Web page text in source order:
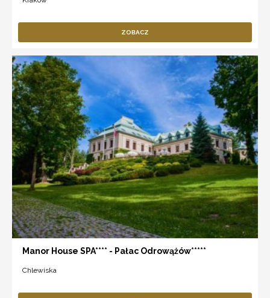
ZOBACZ
Manor House SPA**** - Pałac Odrowążów*****
Chlewiska